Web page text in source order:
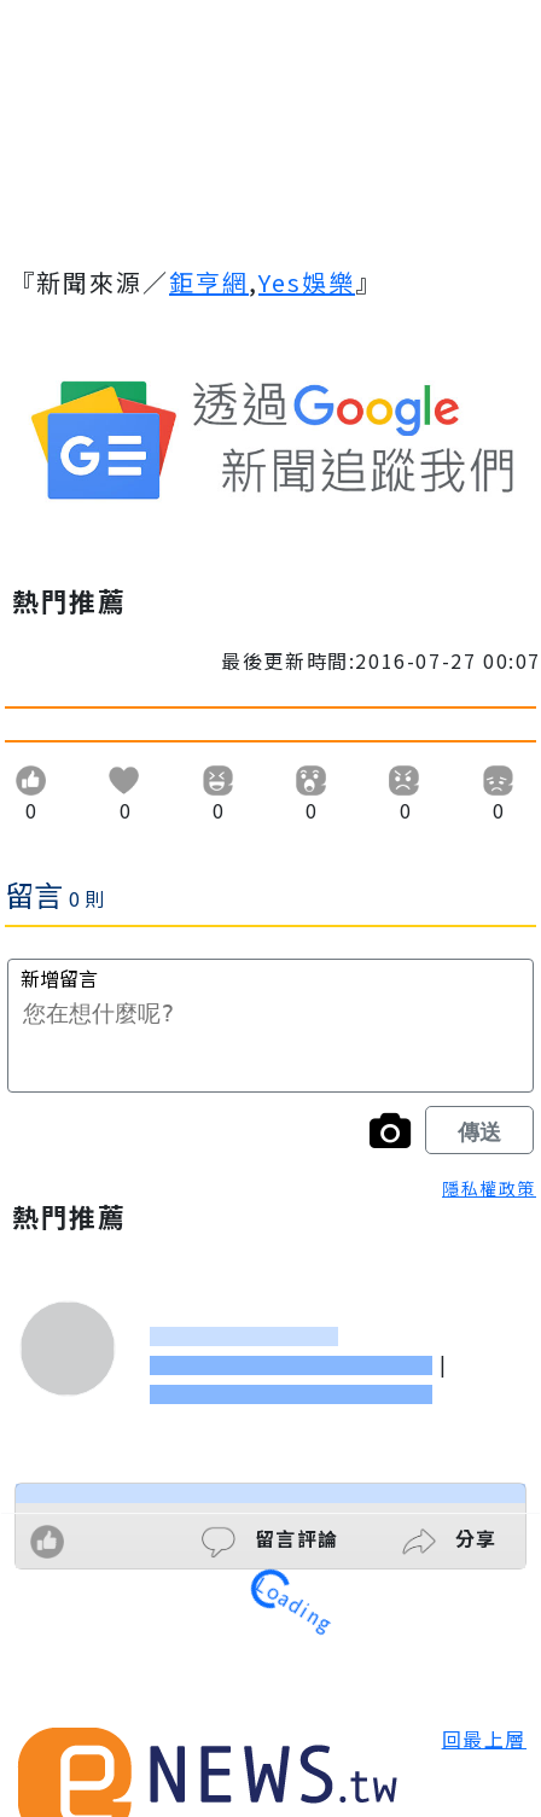
『新聞來源／鉅亨網,Yes娛樂』
熱門推薦
最後更新時間:2016-07-27 00:07
0 0 0 0 0 0
隱私權政策
熱門推薦
|
留言評論 分享
Loading
回最上層